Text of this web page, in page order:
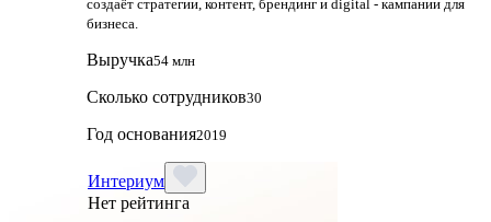
создаёт стратегии, контент, брендинг и digital - кампании для
бизнеса.
Выручка54 млн
Сколько сотрудников30
Год основания2019
Интериум
Нет рейтинга